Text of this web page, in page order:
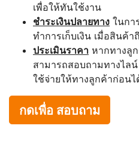
เพื่อให้ทันใช้งาน
ชำระเงินปลายทาง ในกา
ทำการเก็บเงิน เมื่อสินค้
ประเมินราคา หากทางลู
สามารถสอบถามทางไล
ใช้จ่ายให้ทางลูกค้าก่อนไ
กดเพื่อ สอบถาม